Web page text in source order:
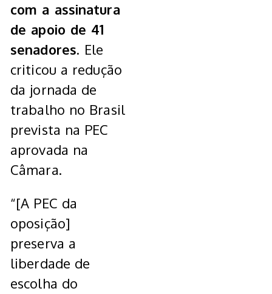
com a assinatura
de apoio de 41
senadores. Ele
criticou a redução
da jornada de
trabalho no Brasil
prevista na PEC
aprovada na
Câmara.
“[A PEC da
oposição]
preserva a
liberdade de
escolha do